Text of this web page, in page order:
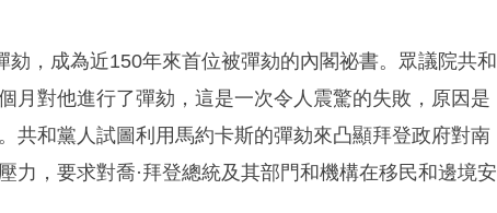
，成為近150年來首位被彈劾的內閣祕書。眾議院共和
月對他進行了彈劾，這是一次令人震驚的失敗，原因是
共和黨人試圖利用馬約卡斯的彈劾來凸顯拜登政府對南
力，要求對喬·拜登總統及其部門和機構在移民和邊境安